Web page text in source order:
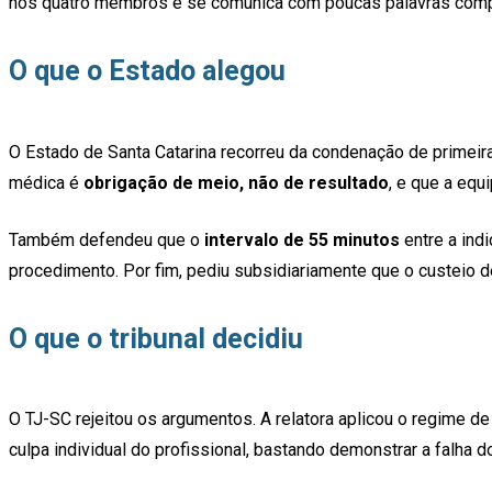
O que o Estado alegou
O Estado de Santa Catarina recorreu da condenação de
médica é obrigação de meio, não de resultado, e que a
Também defendeu que o intervalo de 55 minutos entre a
procedimento. Por fim, pediu subsidiariamente que o custeio
O que o tribunal decidiu
O TJ-SC rejeitou os argumentos. A relatora aplicou o regime
culpa individual do profissional, bastando demonstrar a falha